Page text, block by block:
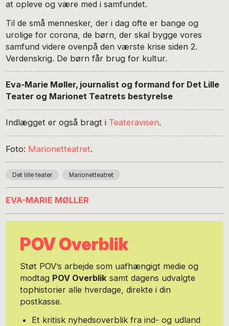
at opleve og være med i samfundet.
Til de små mennesker, der i dag ofte er bange og
urolige for corona, de børn, der skal bygge vores
samfund videre ovenpå den værste krise siden 2.
Verdenskrig. De børn får brug for kultur.
Eva-Marie Møller, journalist og formand for Det Lille
Teater og Marionet Teatrets bestyrelse
Indlægget er også bragt i Teateravisen.
Foto: Marionetteatret.
Det lille teater Marionetteatret
EVA-MARIE MØLLER
POV Overblik
Støt POV’s arbejde som uafhængigt medie og
modtag POV Overblik samt dagens udvalgte
tophistorier alle hverdage, direkte i din
postkasse.
Et kritisk nyhedsoverblik fra ind- og udland